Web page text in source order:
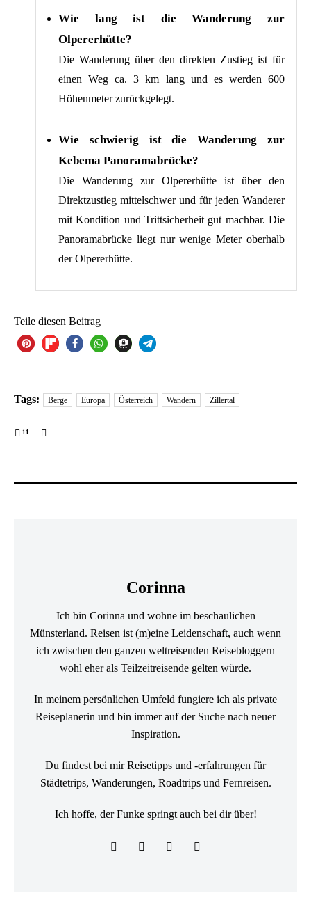
Wie lang ist die Wanderung zur
Olpererhütte?
Die Wanderung über den direkten Zustieg ist für
einen Weg ca. 3 km lang und es werden 600
Höhenmeter zurückgelegt.
Wie schwierig ist die Wanderung zur
Kebema Panoramabrücke?
Die Wanderung zur Olpererhütte ist über den
Direktzustieg mittelschwer und für jeden Wanderer
mit Kondition und Trittsicherheit gut machbar. Die
Panoramabrücke liegt nur wenige Meter oberhalb
der Olpererhütte.
Teile diesen Beitrag
68
Tags: Berge Europa Österreich Wandern Zillertal
11
Corinna
Ich bin Corinna und wohne im beschaulichen
Münsterland. Reisen ist (m)eine Leidenschaft, auch wenn
ich zwischen den ganzen weltreisenden Reisebloggern
wohl eher als Teilzeitreisende gelten würde.
In meinem persönlichen Umfeld fungiere ich als private
Reiseplanerin und bin immer auf der Suche nach neuer
Inspiration.
Du findest bei mir Reisetipps und -erfahrungen für
Städtetrips, Wanderungen, Roadtrips und Fernreisen.
Ich hoffe, der Funke springt auch bei dir über!